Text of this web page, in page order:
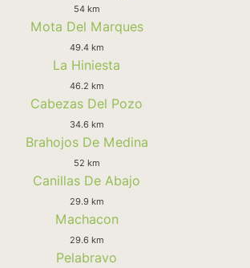
54 km
Mota Del Marques
49.4 km
La Hiniesta
46.2 km
Cabezas Del Pozo
34.6 km
Brahojos De Medina
52 km
Canillas De Abajo
29.9 km
Machacon
29.6 km
Pelabravo